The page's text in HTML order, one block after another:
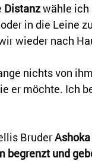
Distanz wähle ich
in die Leine
wieder nach
nichts von
er möchte. Ich
Bruder Ashoka
begrenzt und